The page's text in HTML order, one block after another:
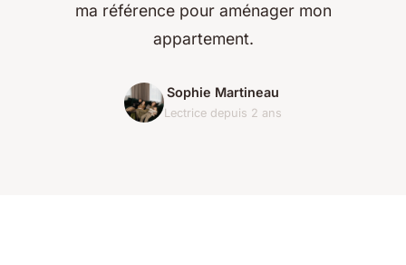
ma référence pour aménager mon
appartement.
Sophie Martineau
Lectrice depuis 2 ans